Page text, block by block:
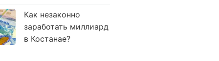
Как незаконно
заработать миллиард
в Костанае?